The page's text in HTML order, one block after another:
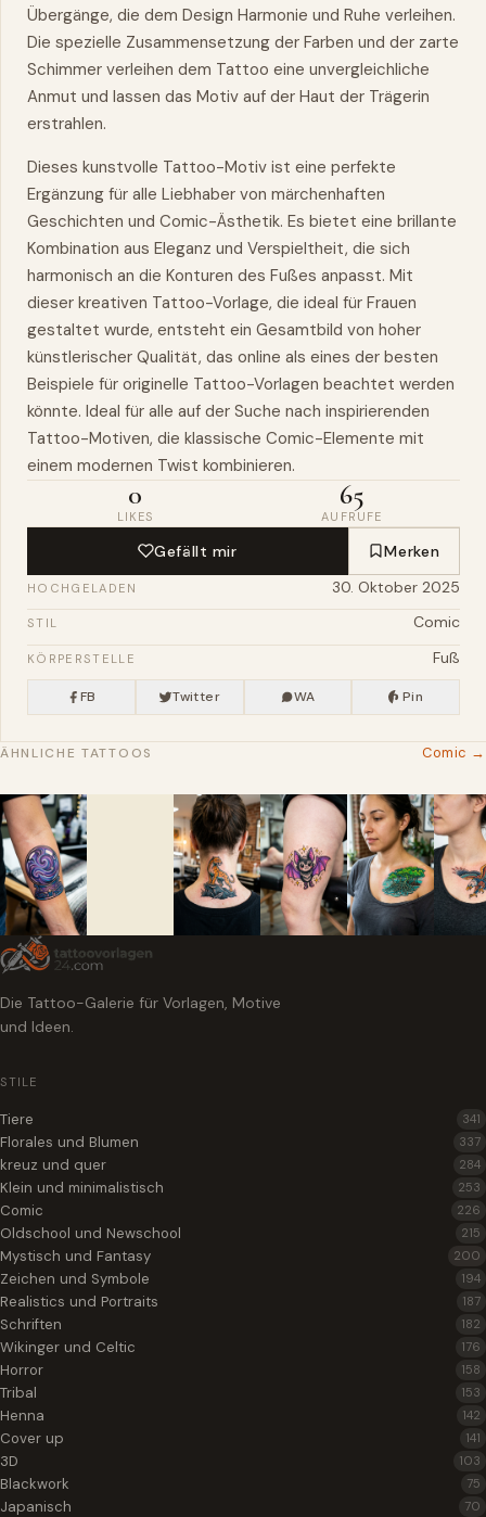
Übergänge, die dem Design Harmonie und Ruhe verleihen.
Die spezielle Zusammensetzung der Farben und der zarte
Schimmer verleihen dem Tattoo eine unvergleichliche
Anmut und lassen das Motiv auf der Haut der Trägerin
erstrahlen.
Dieses kunstvolle Tattoo-Motiv ist eine perfekte
Ergänzung für alle Liebhaber von märchenhaften
Geschichten und Comic-Ästhetik. Es bietet eine brillante
Kombination aus Eleganz und Verspieltheit, die sich
harmonisch an die Konturen des Fußes anpasst. Mit
dieser kreativen Tattoo-Vorlage, die ideal für Frauen
gestaltet wurde, entsteht ein Gesamtbild von hoher
künstlerischer Qualität, das online als eines der besten
Beispiele für originelle Tattoo-Vorlagen beachtet werden
könnte. Ideal für alle auf der Suche nach inspirierenden
Tattoo-Motiven, die klassische Comic-Elemente mit
einem modernen Twist kombinieren.
0
LIKES
65
AUFRUFE
Gefällt mir Merken
HOCHGELADEN 30. Oktober 2025
STIL Comic
KÖRPERSTELLE Fuß
FB Twitter WA Pin
ÄHNLICHE TATTOOS Comic →
Die Tattoo-Galerie für Vorlagen, Motive
und Ideen.
STILE
Tiere 341
Florales und Blumen 337
kreuz und quer 284
Klein und minimalistisch 253
Comic 226
Oldschool und Newschool 215
Mystisch und Fantasy 200
Zeichen und Symbole 194
Realistics und Portraits 187
Schriften 182
Wikinger und Celtic 176
Horror 158
Tribal 153
Henna 142
Cover up 141
3D 103
Blackwork 75
Japanisch 70